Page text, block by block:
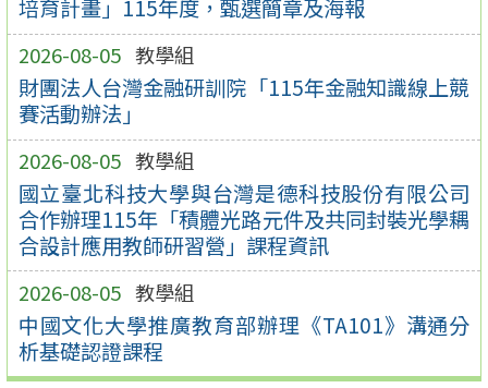
培育計畫」115年度，甄選簡章及海報
2026-08-05 教學組
財團法人台灣金融研訓院「115年金融知識線上競
賽活動辦法」
2026-08-05 教學組
國立臺北科技大學與台灣是德科技股份有限公司
合作辦理115年「積體光路元件及共同封裝光學耦
合設計應用教師研習營」課程資訊
2026-08-05 教學組
中國文化大學推廣教育部辦理《TA101》溝通分
析基礎認證課程